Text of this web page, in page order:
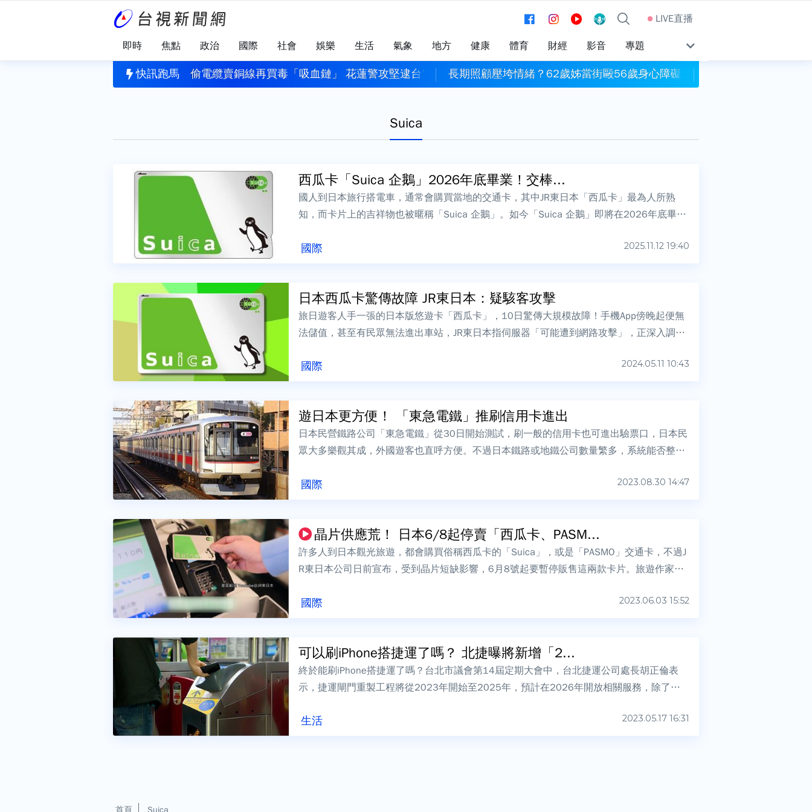
LIVE直播
即時 焦點 政治 國際 社會 娛樂 生活 氣象 地方 健康 體育 財經 影音 專題
快訊跑馬
+1 蘇巧慧證實蔡英文出任競總主委 偷電纜賣銅線再買毒「吸血鏈」 花蓮警攻堅逮台電電纜竊盜集團長期照顧壓垮情緒？62歲姊當街毆56歲身心障礙弟 腳踹、拖路邊潑水
Suica
國際
西瓜卡「Suica 企鵝」2026年底畢業！交棒...
2025.11.12 19:40
國人到日本旅行搭電車，通常會購買當地的交通卡，其中JR東日本「西瓜卡」最為人所熟
知，而卡片上的吉祥物也被暱稱「Suica 企鵝」。如今「Suica 企鵝」即將在2026年底畢
國際
日本西瓜卡驚傳故障 JR東日本：疑駭客攻擊
2024.05.11 10:43
旅日遊客人手一張的日本版悠遊卡「西瓜卡」，10日驚傳大規模故障！手機App傍晚起便無
法儲值，甚至有民眾無法進出車站，JR東日本指伺服器「可能遭到網路攻擊」，正深入調查
國際
遊日本更方便！ 「東急電鐵」推刷信用卡進出
2023.08.30 14:47
日本民營鐵路公司「東急電鐵」從30日開始測試，刷一般的信用卡也可進出驗票口，日本民
眾大多樂觀其成，外國遊客也直呼方便。不過日本鐵路或地鐵公司數量繁多，系統能否整合
國際
晶片供應荒！ 日本6/8起停賣「西瓜卡、PASM...
2023.06.03 15:52
許多人到日本觀光旅遊，都會購買俗稱西瓜卡的「Suica」，或是「PASMO」交通卡，不過J
R東日本公司日前宣布，受到晶片短缺影響，6月8號起要暫停販售這兩款卡片。旅遊作家建
生活
可以刷iPhone搭捷運了嗎？ 北捷曝將新增「2...
2023.05.17 16:31
終於能刷iPhone搭捷運了嗎？台北市議會第14屆定期大會中，台北捷運公司處長胡正倫表
示，捷運閘門重製工程將從2023年開始至2025年，預計在2026年開放相關服務，除了原